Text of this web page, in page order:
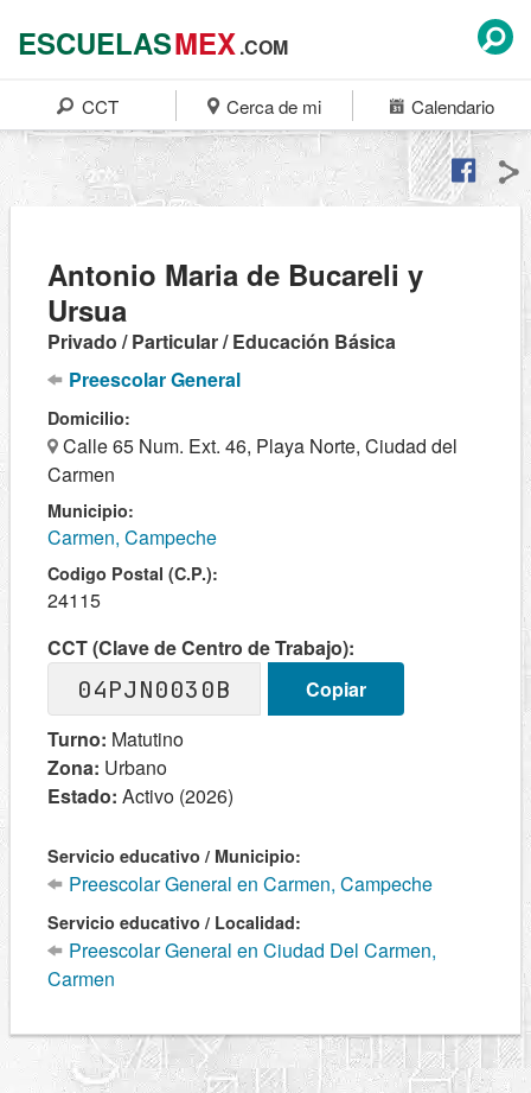
ESCUELASMEX.COM
CCT Cerca de mi Calendario
Antonio Maria de Bucareli y
Ursua
Privado / Particular / Educación Básica
Preescolar General
Domicilio:
Calle 65 Num. Ext. 46, Playa Norte, Ciudad del
Carmen
Municipio:
Carmen, Campeche
Codigo Postal (C.P.):
24115
CCT (Clave de Centro de Trabajo):
04PJN0030B
Copiar
Turno: Matutino
Zona: Urbano
Estado: Activo (2026)
Servicio educativo / Municipio:
Preescolar General en Carmen, Campeche
Servicio educativo / Localidad:
Preescolar General en Ciudad Del Carmen,
Carmen